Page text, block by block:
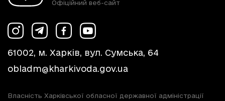
Офіційний веб-сайт
61002, м. Харків, вул. Сумська, 64
obladm@kharkivoda.gov.ua
Власність Харківської обласної державної адміністрації